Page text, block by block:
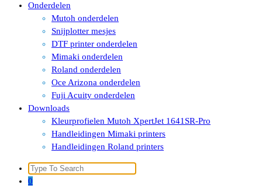
Onderdelen
Mutoh onderdelen
Snijplotter mesjes
DTF printer onderdelen
Mimaki onderdelen
Roland onderdelen
Oce Arizona onderdelen
Fuji Acuity onderdelen
Downloads
Kleurprofielen Mutoh XpertJet 1641SR-Pro
Handleidingen Mimaki printers
Handleidingen Roland printers
Search
for:
0